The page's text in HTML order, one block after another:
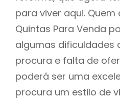
para viver aqui.
Quintas Para Venda
algumas dificuldades
procura e falta de
poderá ser uma
procura um estilo de